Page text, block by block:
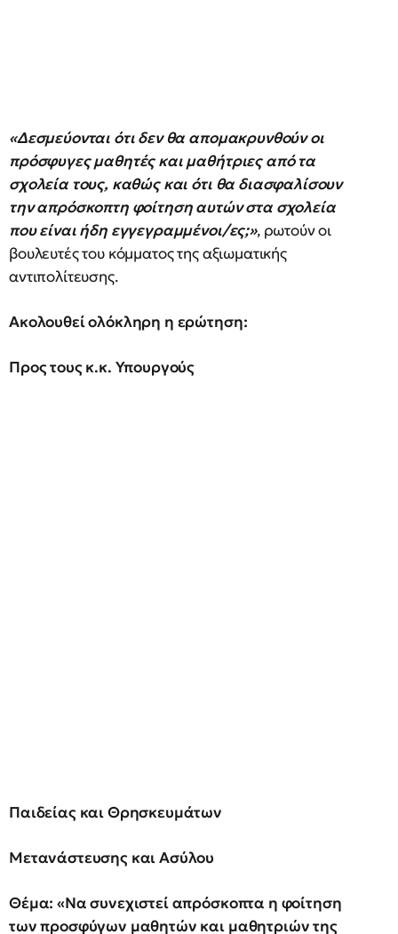
«Δεσμεύονται ότι δεν θα απομακρυνθούν οι
πρόσφυγες μαθητές και μαθήτριες από τα
σχολεία τους, καθώς και ότι θα διασφαλίσουν
την απρόσκοπτη φοίτηση αυτών στα σχολεία
που είναι ήδη εγγεγραμμένοι/ες;», ρωτούν οι
βουλευτές του κόμματος της αξιωματικής
αντιπολίτευσης.
Ακολουθεί ολόκληρη η ερώτηση:
Προς τους κ.κ. Υπουργούς
Παιδείας και Θρησκευμάτων
Μετανάστευσης και Ασύλου
Θέμα: «Να συνεχιστεί απρόσκοπτα η φοίτηση
των προσφύγων μαθητών και μαθητριών της